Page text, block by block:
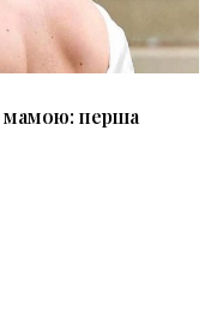
мамою: перша